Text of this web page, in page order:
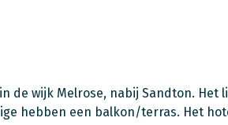
de wijk Melrose, nabij Sandton. Het
hebben een balkon/terras. Het